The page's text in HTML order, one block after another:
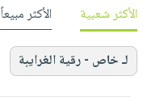
الأكثر شعبية الأكثر
لـ خاص - رقية الغرايبة